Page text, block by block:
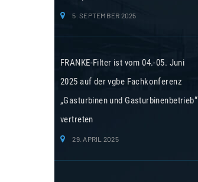
5. SEPTEMBER 2025
FRANKE-Filter ist vom 04.-05. Juni
2025 auf der vgbe Fachkonferenz
„Gasturbinen und Gasturbinenbetrieb“
vertreten
29. APRIL 2025